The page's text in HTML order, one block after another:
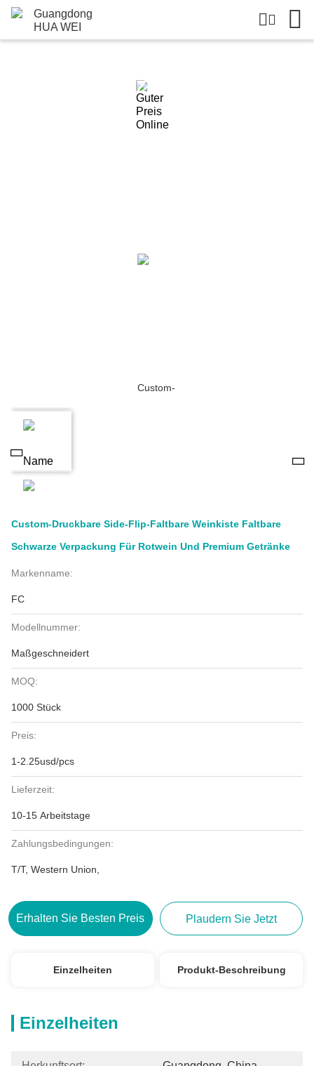
Einzelheiten Zu Den Produkten
Custom-Druckbare Side-Flip-Faltbare Weinkiste Faltbare
Schwarze Verpackung Für Rotwein Und Premium Getränke
Markenname:
FC
Modellnummer:
Maßgeschneidert
MOQ:
1000 Stück
Preis:
1-2.25usd/pcs
Lieferzeit:
10-15 Arbeitstage
Zahlungsbedingungen:
T/T, Western Union,
Erhalten Sie Besten Preis Plaudern Sie Jetzt
Einzelheiten Produkt-Beschreibung
Einzelheiten